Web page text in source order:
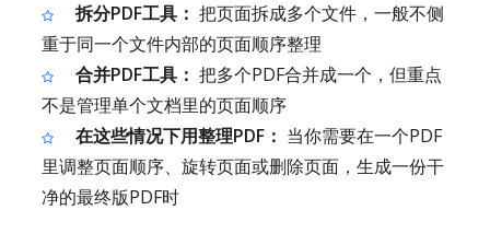
拆分PDF工具： 把页面拆成多个文件，一般不侧
重于同一个文件内部的页面顺序整理
合并PDF工具： 把多个PDF合并成一个，但重点
不是管理单个文档里的页面顺序
在这些情况下用整理PDF： 当你需要在一个PDF
里调整页面顺序、旋转页面或删除页面，生成一份干
净的最终版PDF时